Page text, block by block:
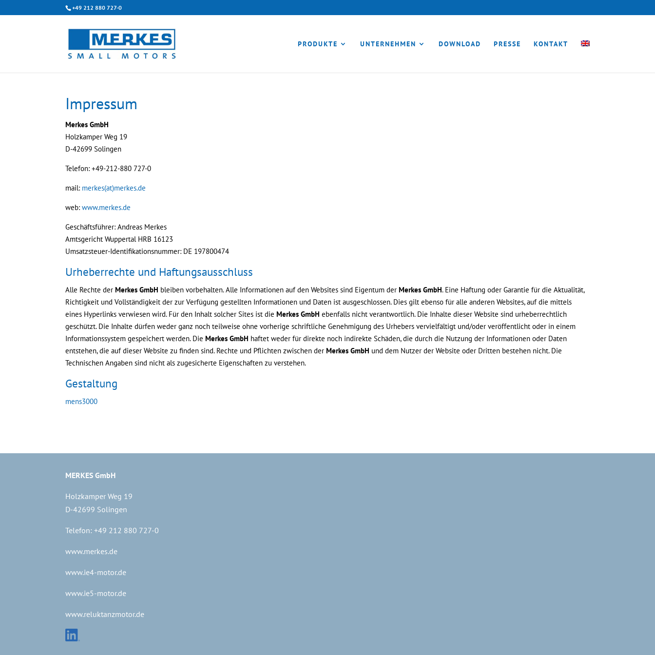
+49 212 880 727-0
PRODUKTE UNTERNEHMEN DOWNLOAD PRESSE KONTAKT
Impressum
Merkes GmbH
Holzkamper Weg 19
D-42699 Solingen
Telefon: +49-212-880 727-0
mail: merkes(at)merkes.de
web:www.merkes.de
Geschäftsführer: Andreas Merkes
Amtsgericht Wuppertal HRB 16123
Umsatzsteuer-Identifikationsnummer: DE 197800474
Urheberrechte und Haftungsausschluss
Alle Rechte derMerkes GmbH bleiben vorbehalten. Alle Informationen auf den Websites sind Eigentum derMerkes GmbH. Eine Haftung oder Garantie für die Aktualität,
Richtigkeit und Vollständigkeit der zur Verfügung gestellten Informationen und Daten ist ausgeschlossen. Dies gilt ebenso für alle anderen Websites, auf die mittels
eines Hyperlinks verwiesen wird. Für den Inhalt solcher Sites ist dieMerkes GmbH ebenfalls nicht verantwortlich. Die Inhalte dieser Website sind urheberrechtlich
geschützt. Die Inhalte dürfen weder ganz noch teilweise ohne vorherige schriftliche Genehmigung des Urhebers vervielfältigt und/oder veröffentlicht oder in einem
Informationssystem gespeichert werden. DieMerkes GmbH haftet weder für direkte noch indirekte Schäden, die durch die Nutzung der Informationen oder Daten
entstehen, die auf dieser Website zu finden sind. Rechte und Pflichten zwischen derMerkes GmbH und dem Nutzer der Website oder Dritten bestehen nicht. Die
Technischen Angaben sind nicht als zugesicherte Eigenschaften zu verstehen.
Gestaltung
mens3000
MERKES GmbH
Holzkamper Weg 19
D-42699 Solingen
Telefon: +49 212 880 727-0
www.merkes.de
www.ie4-motor.de
www.ie5-motor.de
www.reluktanzmotor.de